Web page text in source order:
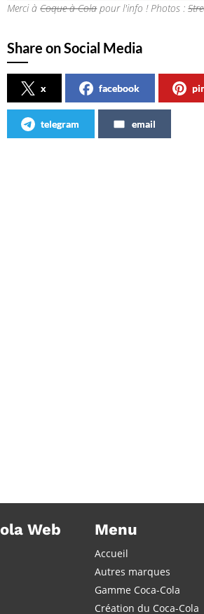
Merci àCoque à Colapour l'info ! Photos :
Share on Social Media
x facebook
telegram email
Web Menu
Accueil
Autres marques
Gamme Coca-Cola
Création du Coca-Cola